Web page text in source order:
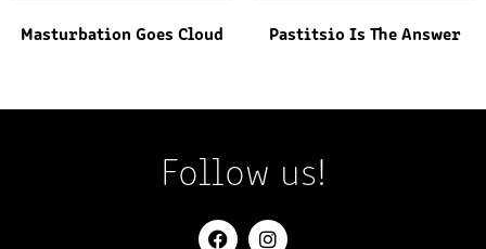
Masturbation Goes Cloud Pastitsio Is The Answer
Follow us!